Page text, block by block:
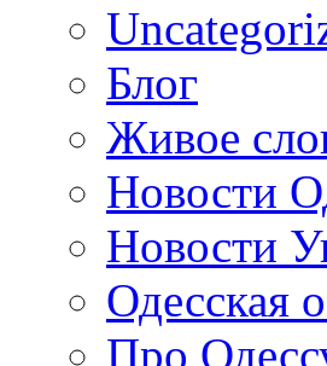
Блог
Живое
Новости
Новости
Одесская
Про